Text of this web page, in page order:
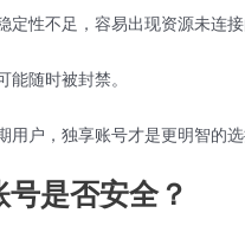
定性不足，容易出现资源未连接
能随时被封禁。
用户，独享账号才是更明智的选
是否安全？